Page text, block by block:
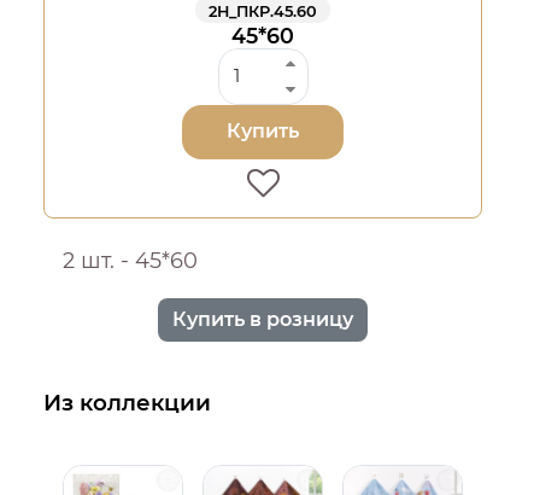
2Н_ПКР.45.60
45*60
Купить
2 шт. - 45*60
Купить в розницу
Из коллекции